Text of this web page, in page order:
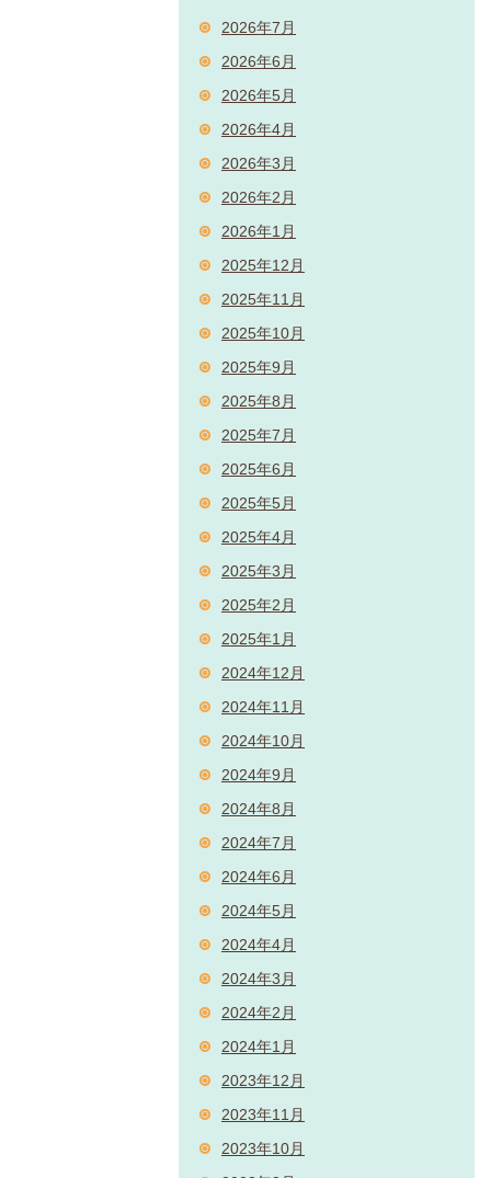
2026年7月
2026年6月
2026年5月
2026年4月
2026年3月
2026年2月
2026年1月
2025年12月
2025年11月
2025年10月
2025年9月
2025年8月
2025年7月
2025年6月
2025年5月
2025年4月
2025年3月
2025年2月
2025年1月
2024年12月
2024年11月
2024年10月
2024年9月
2024年8月
2024年7月
2024年6月
2024年5月
2024年4月
2024年3月
2024年2月
2024年1月
2023年12月
2023年11月
2023年10月